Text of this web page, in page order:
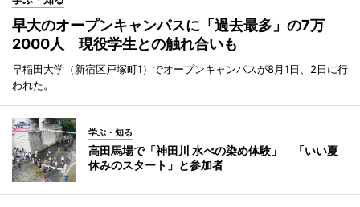
早大のオープンキャンパスに「過去最多」の7万
2000人 現役学生との触れ合いも
早稲田大学（新宿区戸塚町1）でオープンキャンパスが8月1日、2日に行
われた。
学ぶ・知る
高田馬場で「神田川 水べの染め体験」 「いい夏
休みのスタート」と参加者